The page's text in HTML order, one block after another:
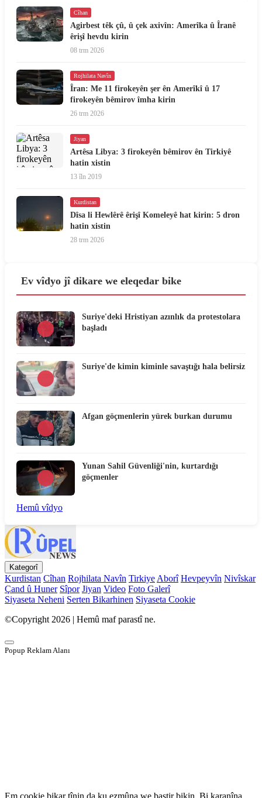
Cîhan
Agirbest têk çû, û çek axivîn: Amerîka û Îranê
êrişî hevdu kirin
08 trm 2026
Rojhilata Navîn
Îran: Me 11 firokeyên şer ên Amerîkî û 17
firokeyên bêmirov îmha kirin
26 trm 2026
Jiyan
Artêsa Libya: 3 firokeyên bêmirov ên Tirkiyê
hatin xistin
13 îln 2019
Kurdistan
Dîsa li Hewlêrê êrişî Komeleyê hat kirin: 5 dron
hatin xistin
28 trm 2026
Ev vîdyo jî dikare we eleqedar bike
Suriye'deki Hristiyan azınlık da protestolara
başladı
Suriye'de kimin kiminle savaştığı hala belirsiz
Afgan göçmenlerin yürek burkan durumu
Yunan Sahil Güvenliği'nin, kurtardığı
göçmenler
Hemû vîdyo
Kategorî
Kurdistan Cîhan Rojhilata Navîn TirkiyeAborî Hevpeyvîn Nivîskar
Çand û Huner Sîpor Jiyan Video Foto Galerî
Siyaseta Neheni Serten Bikarhinen Siyaseta Cookie
©Copyright 2026 | Hemû maf parastî ne.
Popup Reklam Alanı